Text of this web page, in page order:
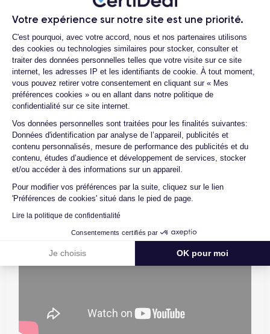
Votre expérience sur notre site est une priorité.
Plateforme de Gestion du
C'est pourquoi, avec votre accord, nous et nos partenaires utilisons
des cookies ou technologies similaires pour stocker, consulter et
traiter des données personnelles telles que votre visite sur ce site
internet, les adresses IP et les identifiants de cookie. À tout moment,
vous pouvez retirer votre consentement en cliquant sur « Mes
préférences cookies » ou en allant dans notre politique de
confidentialité sur ce site internet.
Vos données personnelles sont traitées pour les finalités suivantes:
Données d'identification par analyse de l’appareil, publicités et
contenu personnalisés, mesure de performance des publicités et du
contenu, études d’audience et développement de services, stocker
et/ou accéder à des informations sur un appareil.
Pour modifier vos préférences par la suite, cliquez sur le lien
'Préférences de cookies' situé dans le pied de page.
Lire la politique de confidentialité
Consentements certifiés par
Je choisis OK pour moi
Axeptio consent
nos locaux un processus d’homologation en trois étapes :
vérification, test et validation. Nos experts sont ainsi les
premiers à intervenir techniquement sur le produit, que nous
reconditionnons nous-mêmes en interne, sans autre
intermédiaire. C’est l’assurance pour nos clients d’acheter un
téléphone en toute confiance, reconditionné en France,
accompagné d’une garantie de 30 mois et d’un service après-
vente en contact continu avec nos experts techniques.
Parcours d'un Smartphone